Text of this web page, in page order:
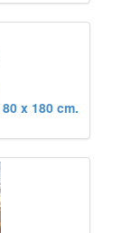
80 x 180 cm.